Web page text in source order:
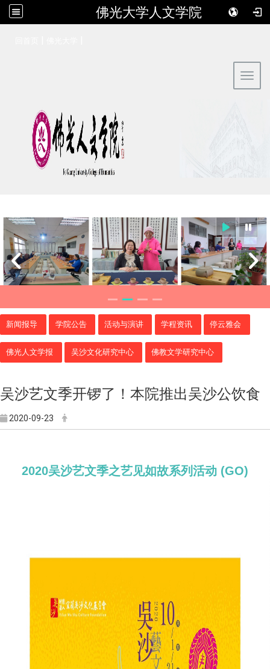
佛光大学人文学院
新闻报导 学院公告 活动与演讲 学程资讯 停云雅会
佛光人文学报 吴沙文化研究中心 佛教文学研究中心
吴沙艺文季开锣了！本院推出吴沙公饮食
2020-09-23
2020吴沙艺文季之艺见如故系列活动 (GO)